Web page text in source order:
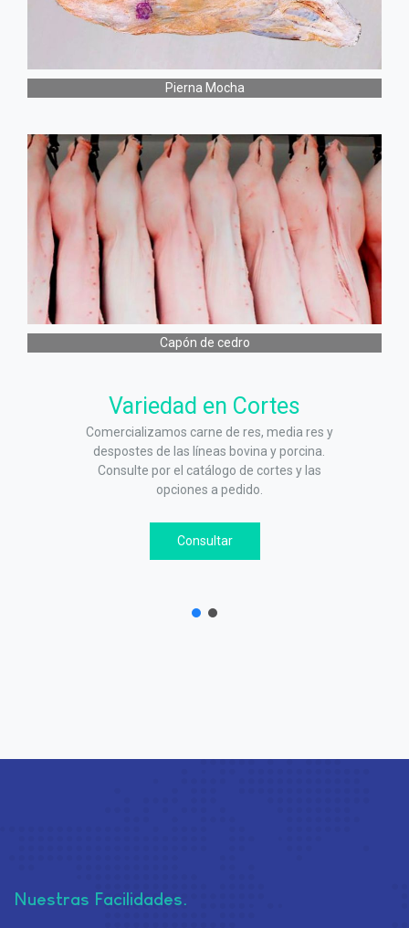
Pierna Mocha
Capón de cedro
Variedad en Cortes
Comercializamos carne de res, media res y
despostes de las líneas bovina y porcina.
Consulte por el catálogo de cortes y las
opciones a pedido.
Consultar
Nuestras Facilidades